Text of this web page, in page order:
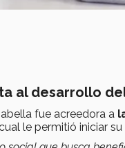
al desarrollo
fue acreedora a
le permitió iniciar